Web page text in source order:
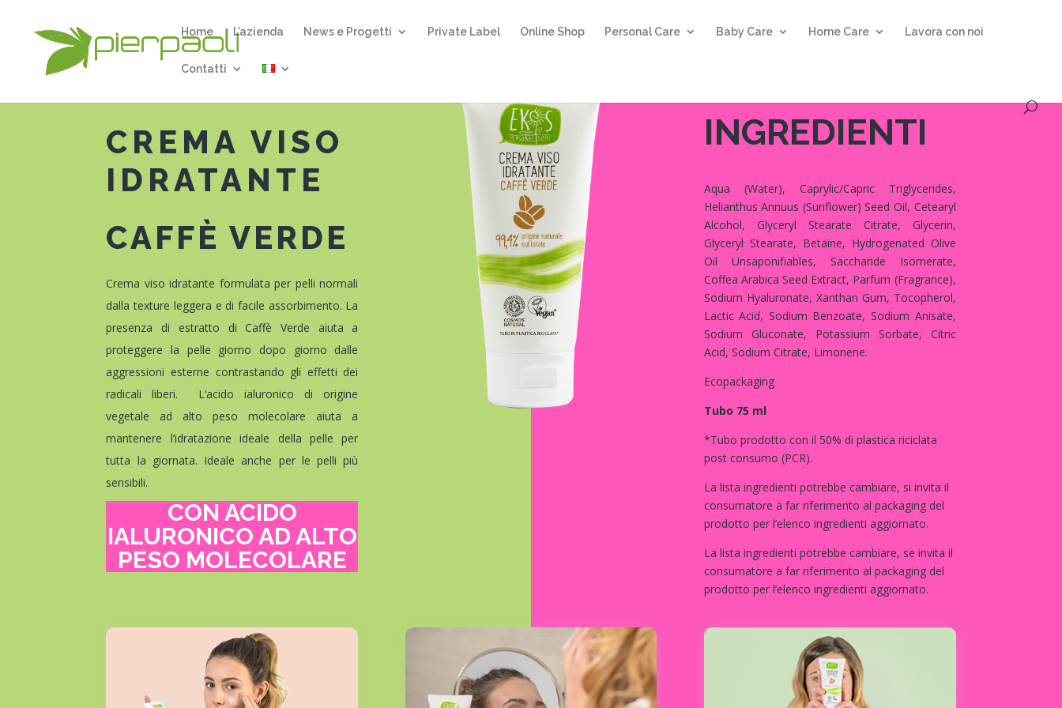
Home L’azienda News e Progetti Private Label Online Shop Personal Care Baby Care Home Care Lavora con noi
Contatti
CREMA VISO
IDRATANTE
CAFFÈ VERDE
Crema viso idratante formulata per pelli normali
dalla texture leggera e di facile assorbimento. La
presenza di estratto di Caffè Verde aiuta a
proteggere la pelle giorno dopo giorno dalle
aggressioni esterne contrastando gli effetti dei
radicali liberi. L’acido ialuronico di origine
vegetale ad alto peso molecolare aiuta a
mantenere l’idratazione ideale della pelle per
tutta la giornata. Ideale anche per le pelli più
sensibili.
CON ACIDO
IALURONICO AD ALTO
PESO MOLECOLARE
INGREDIENTI
Aqua (Water), Caprylic/Capric Triglycerides,
Helianthus Annuus (Sunflower) Seed Oil, Cetearyl
Alcohol, Glyceryl Stearate Citrate, Glycerin,
Glyceryl Stearate, Betaine, Hydrogenated Olive
Oil Unsaponifiables, Saccharide Isomerate,
Coffea Arabica Seed Extract, Parfum (Fragrance),
Sodium Hyaluronate, Xanthan Gum, Tocopherol,
Lactic Acid, Sodium Benzoate, Sodium Anisate,
Sodium Gluconate, Potassium Sorbate, Citric
Acid, Sodium Citrate, Limonene.
Ecopackaging
Tubo 75 ml
*Tubo prodotto con il 50% di plastica riciclata
post consumo (PCR).
La lista ingredienti potrebbe cambiare, si invita il
consumatore a far riferimento al packaging del
prodotto per l’elenco ingredienti aggiornato.
La lista ingredienti potrebbe cambiare, se invita il
consumatore a far riferimento al packaging del
prodotto per l’elenco ingredienti aggiornato.